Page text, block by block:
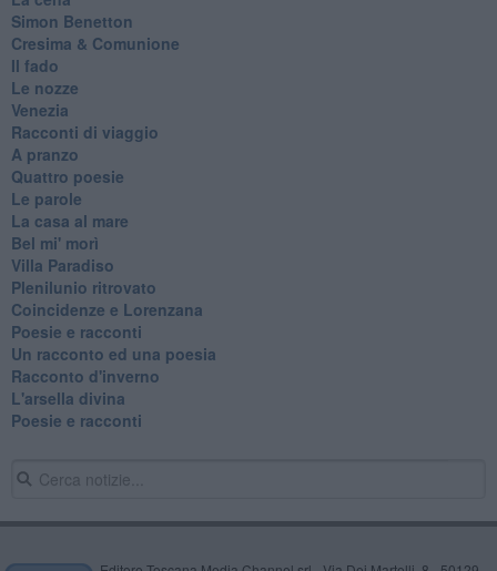
Simon Benetton
Cresima & Comunione
Il fado
Le nozze
Venezia
Racconti di viaggio
A pranzo
Quattro poesie
Le parole
La casa al mare
Bel mi' morì
Villa Paradiso
Plenilunio ritrovato
Coincidenze e Lorenzana
Poesie e racconti
Un racconto ed una poesia
Racconto d'inverno
​L'arsella divina
Poesie e racconti